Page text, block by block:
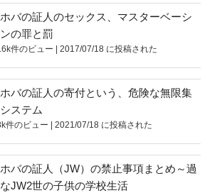
バの証人のセックス、マスターベーシ
の罪と罰
件のビュー 2017/07/18 に投稿された
バの証人の寄付という、危険な無限集
ステム
件のビュー 2021/07/18 に投稿された
バの証人（JW）の禁止事項まとめ～過
JW2世の子供の学校生活